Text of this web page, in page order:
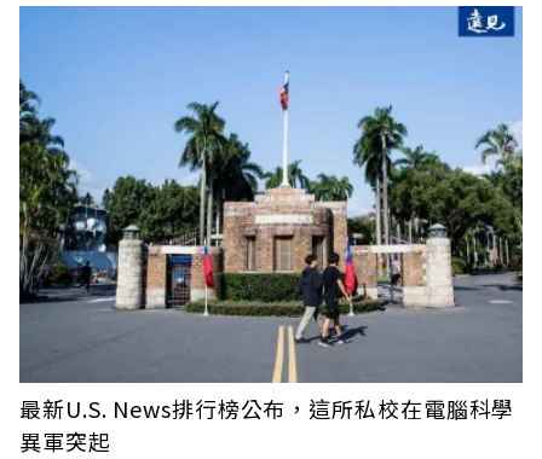
最新U.S. News排行榜公布，這所私校在電腦科學
異軍突起